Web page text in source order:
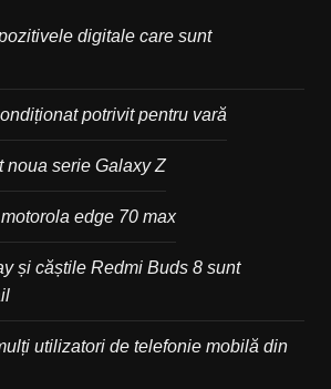
digitale care sunt
potrivit pentru vară
noua serie Galaxy Z
edge 70 max
și căștile Redmi Buds 8 sunt
utilizatori de telefonie mobilă din